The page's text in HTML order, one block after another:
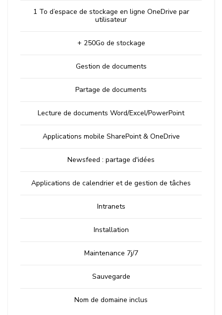
1 To d’espace de stockage en ligne OneDrive par
utilisateur
+ 250Go de stockage
Gestion de documents
Partage de documents
Lecture de documents Word/Excel/PowerPoint
Applications mobile SharePoint & OneDrive
Newsfeed : partage d'idées
Applications de calendrier et de gestion de tâches
Intranets
Installation
Maintenance 7j/7
Sauvegarde
Nom de domaine inclus